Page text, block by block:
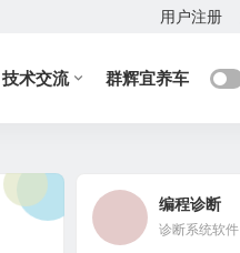
用户注册
技术交流 群辉宜养车
编程诊断
诊断系统软件